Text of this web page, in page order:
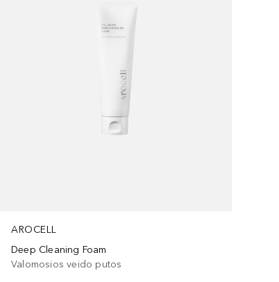
AROCELL
Deep Cleaning Foam
Valomosios veido putos